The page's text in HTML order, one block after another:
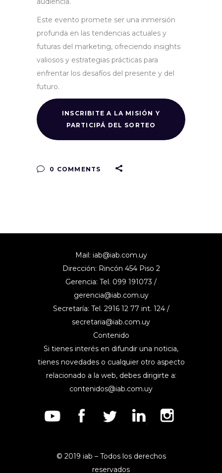
Este evento promete ser una inmersión
profunda en las tendencias actuales y
futuras del marketing, ofreciendo insights
valiosos y estrategias prácticas para
enfrentar los desafíos del presente y del
futuro.
INSCRIBITE A LA MISIÓN Y
PARTICIPÁ DEL SORTEO
0 COMMENTS
Mail: iab@iab.com.uy
Dirección: Rincón 454 Piso 2
Gerencia: Tel. 099 191073 /
gerencia@iab.com.uy
Secretaría: Tel. 2916 12 77 int. 124 /
secretaria@iab.com.uy
Contenido
Si tienes interés en difundir una noticia,
tienes novedades o cualquier otro aspecto
relacionado a la web, debes dirigirte a:
contenidos@iab.com.uy
© 2019 iab – Todos los derechos
reservados